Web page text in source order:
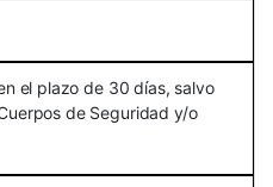
el plazo de 30 días, salvo
de Seguridad y/o